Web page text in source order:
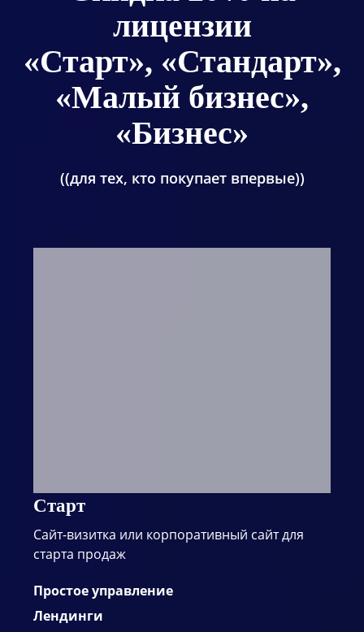
лицензии
«Старт», «Стандарт»,
«Малый бизнес»,
«Бизнес»
((для тех, кто покупает впервые))
Старт
Сайт-визитка или корпоративный сайт для
старта продаж
Простое управление
Лендинги